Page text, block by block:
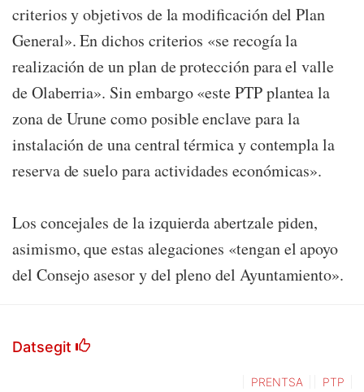
criterios y objetivos de la modificación del Plan
General». En dichos criterios «se recogía la
realización de un plan de protección para el valle
de Olaberria». Sin embargo «este PTP plantea la
zona de Urune como posible enclave para la
instalación de una central térmica y contempla la
reserva de suelo para actividades económicas».
Los concejales de la izquierda abertzale piden,
asimismo, que estas alegaciones «tengan el apoyo
del Consejo asesor y del pleno del Ayuntamiento».
Datsegit
PRENTSA PTP